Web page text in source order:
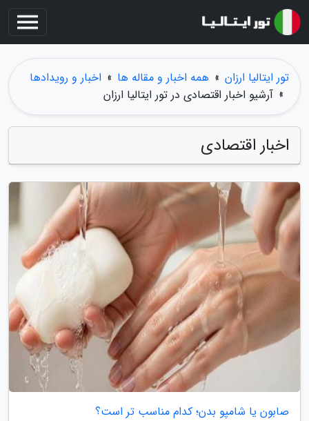
تور ایتالیا ارزان » همه اخبار و مقاله ها » اخبار و رویدادها
» آرشیو اخبار اقتصادی در تور ایتالیا ارزان
اخبار اقتصادی
صابون یا شامپو بدن؛ کدام مناسب تر است؟